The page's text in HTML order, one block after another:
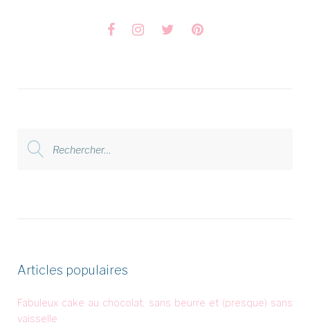
Articles populaires
Fabuleux cake au chocolat, sans beurre et (presque) sans
vaisselle